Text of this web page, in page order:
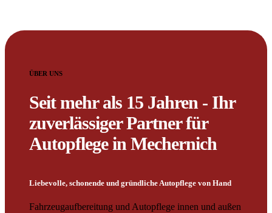
ÜBER UNS
Seit mehr als 15 Jahren - Ihr
zuverlässiger Partner für
Autopflege in Mechernich
Liebevolle, schonende und gründliche Autopflege von Hand
Fahrzeugaufbereitung und Autopflege innen und außen